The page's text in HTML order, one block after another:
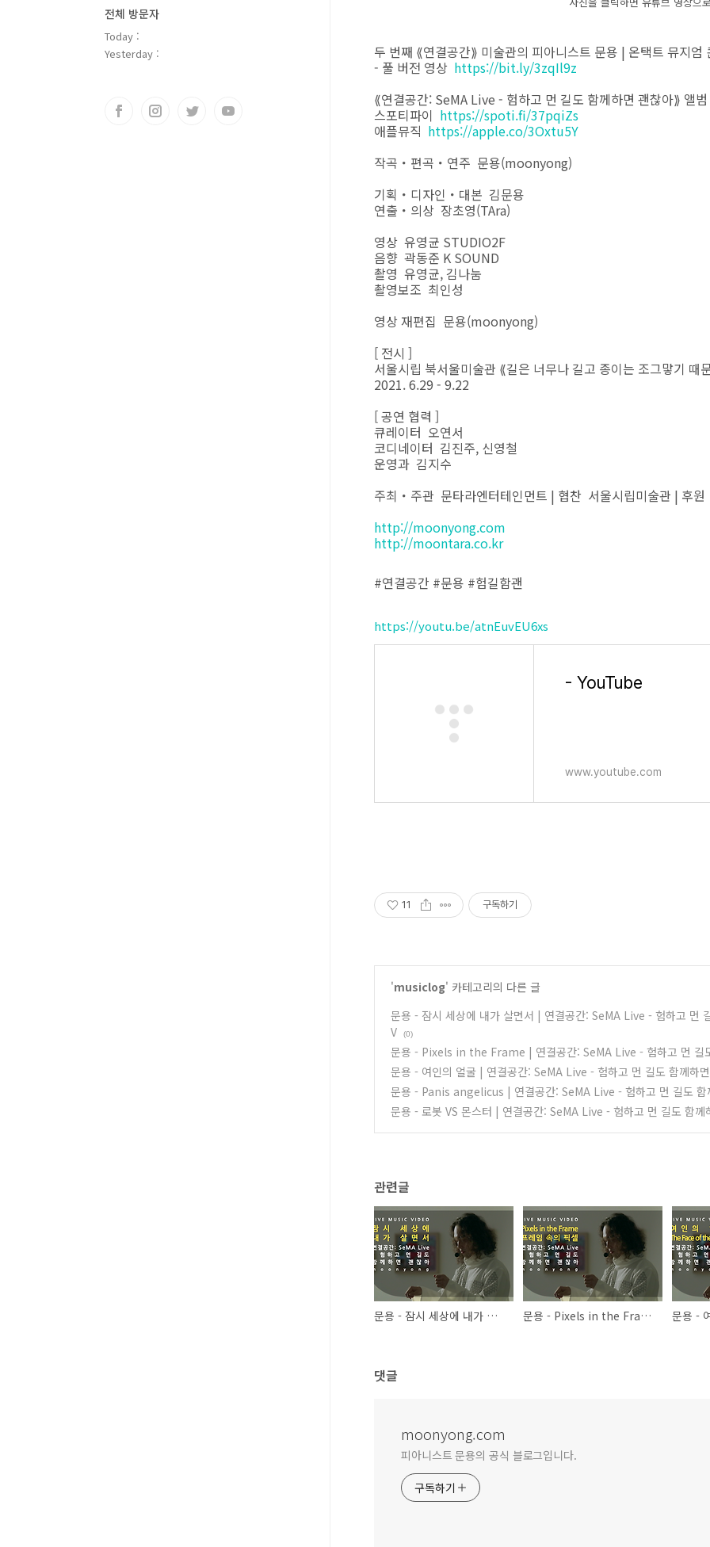
두 번째 ⟪연결공간⟫ 미술관의 피아니스트 문용 | 온택트 뮤지엄
- 풀 버전 영상 https://bit.ly/3zqIl9z
⟪연결공간: SeMA Live - 험하고 먼 길도 함께하면 괜찮아⟫ 앨범
스포티파이 https://spoti.fi/37pqiZs
애플뮤직 https://apple.co/3Oxtu5Y
작곡・편곡・연주 문용(moonyong)
기획・디자인・대본 김문용
연출・의상 장초영(TAra)
영상 유영균 STUDIO2F
음향 곽동준 K SOUND
촬영 유영균, 김나눔
촬영보조 최인성
영상 재편집 문용(moonyong)
[ 전시 ]
서울시립 북서울미술관 ⟪길은 너무나 길고 종이는 조그맣기 때
2021. 6.29 - 9.22
[ 공연 협력 ]
큐레이터 오연서
코디네이터 김진주, 신영철
운영과 김지수
주최・주관 문타라엔터테인먼트 | 협찬 서울시립미술관 | 후
http://moonyong.com
http://moontara.co.kr
#연결공간 #문용 #험길함괜
https://youtu.be/atnEuvEU6xs
- YouTube
www.youtube.com
11 구독하기
'musiclog' 카테고리의 다른 글
문용 - 잠시 세상에 내가 살면서 | 연결공간: SeMA Live - 험하고 먼
V
(0)
문용 - Pixels in the Frame | 연결공간: SeMA Live - 험하고 먼 길
문용 - 여인의 얼굴 | 연결공간: SeMA Live - 험하고 먼 길도 함께하
문용 - Panis angelicus | 연결공간: SeMA Live - 험하고 먼 길도
문용 - 로봇 VS 몬스터 | 연결공간: SeMA Live - 험하고 먼 길도 함
관련글
문용 - 잠시 세상에 내가 살면서 | 연결공간: SeMA Live - 험하고 먼 길도 함께하면 괜찮아(2021) 4K MV 문용 - Pixels in the Frame | 연결공간: SeMA Live - 험하고 먼 길도 함께하면 괜찮아(2021) 4K MV
댓글
moonyong.com
피아니스트 문용의 공식 블로그입니다.
구독하기
전체 방문자
Today :
Yesterday :